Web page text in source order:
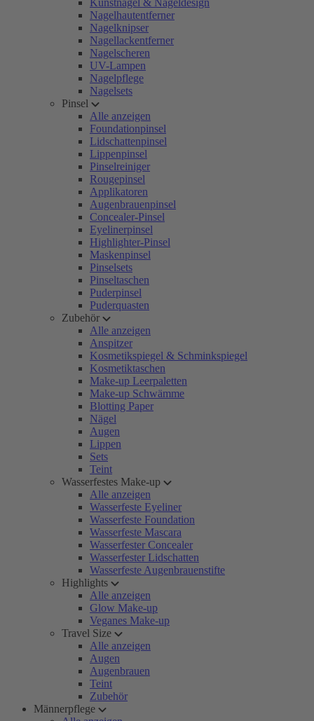
Kunstnägel & Nageldesign
Nagelhautentferner
Nagelknipser
Nagellackentferner
Nagelscheren
UV-Lampen
Nagelpflege
Nagelsets
Pinsel
Alle anzeigen
Foundationpinsel
Lidschattenpinsel
Lippenpinsel
Pinselreiniger
Rougepinsel
Applikatoren
Augenbrauenpinsel
Concealer-Pinsel
Eyelinerpinsel
Highlighter-Pinsel
Maskenpinsel
Pinselsets
Pinseltaschen
Puderpinsel
Puderquasten
Zubehör
Alle anzeigen
Anspitzer
Kosmetikspiegel & Schminkspiegel
Kosmetiktaschen
Make-up Leerpaletten
Make-up Schwämme
Blotting Paper
Nägel
Augen
Lippen
Sets
Teint
Wasserfestes Make-up
Alle anzeigen
Wasserfeste Eyeliner
Wasserfeste Foundation
Wasserfeste Mascara
Wasserfester Concealer
Wasserfester Lidschatten
Wasserfeste Augenbrauenstifte
Highlights
Alle anzeigen
Glow Make-up
Veganes Make-up
Travel Size
Alle anzeigen
Augen
Augenbrauen
Teint
Zubehör
Männerpflege